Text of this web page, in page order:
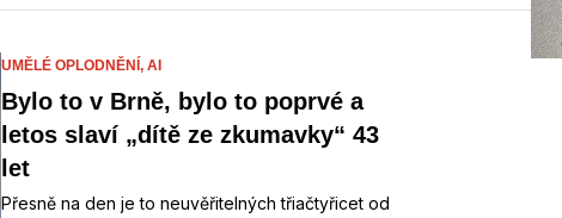
UMĚLÉ OPLODNĚNÍ, AI
Bylo to v Brně, bylo to poprvé a
letos slaví „dítě ze zkumavky“ 43
let
Přesně na den je to neuvěřitelných třiačtyřicet od